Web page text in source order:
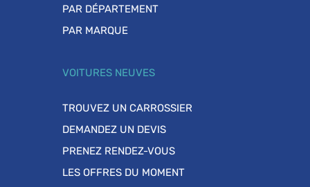
PAR DÉPARTEMENT
PAR MARQUE
VOITURES NEUVES
TROUVEZ UN CARROSSIER
DEMANDEZ UN DEVIS
PRENEZ RENDEZ-VOUS
LES OFFRES DU MOMENT